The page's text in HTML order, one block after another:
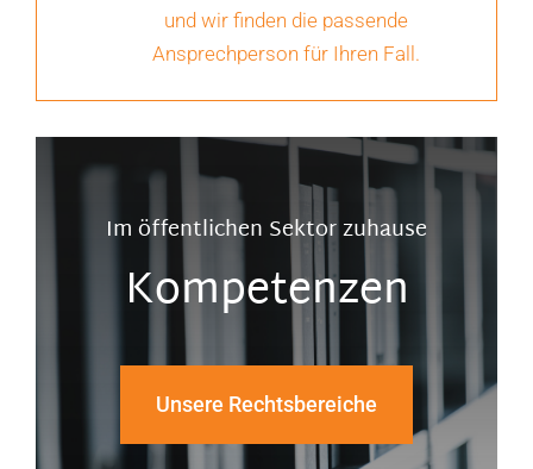
und wir finden die passende
Ansprechperson für Ihren Fall.
Im öffentlichen Sektor zuhause
Kompetenzen
Unsere Rechtsbereiche